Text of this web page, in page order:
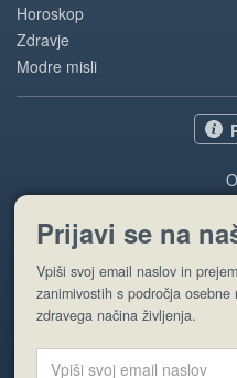
Horoskop
Zdravje
Modre misli
Prijavi se na
Vpiši svoj email naslov in
zanimivostih s področja
zdravega načina življenja.